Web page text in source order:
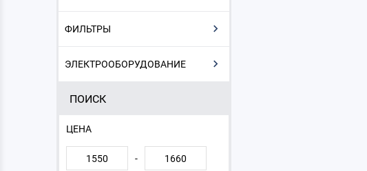
ФИЛЬТРЫ
ЭЛЕКТРООБОРУДОВАНИЕ
ПОИСК
ЦЕНА
-